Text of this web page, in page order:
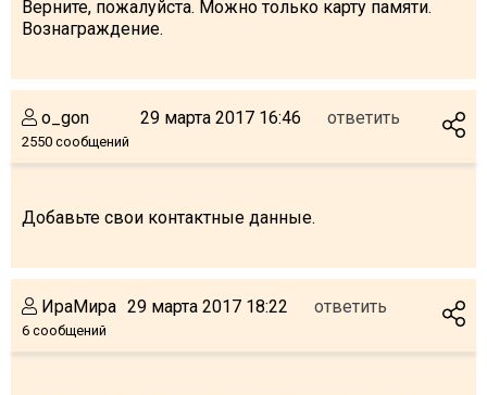
Верните, пожалуйста. Можно только карту памяти.
Вознаграждение.
o_gon
2550 сообщений
29 марта 2017 16:46 ответить
Добавьте свои контактные данные.
ИраМира
6 сообщений
29 марта 2017 18:22 ответить
Развлечения
Телеграм-канал
ПРОЖИВАНИЕ
Квартиры